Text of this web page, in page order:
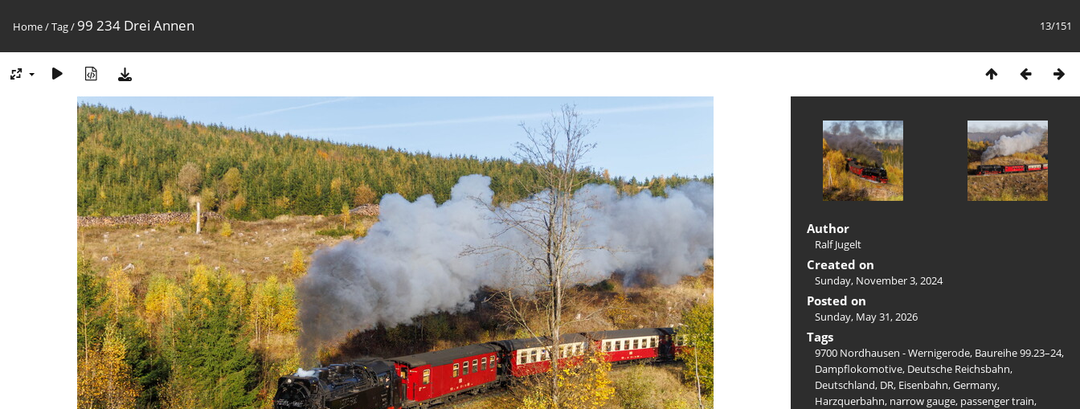
13/151
Home/Tag/ 99 234 Drei Annen
Author
Ralf Jugelt
Created on
Sunday, November 3, 2024
Posted on
Sunday, May 31, 2026
Tags
9700 Nordhausen - Wernigerode, Baureihe 99.23–24,
Dampflokomotive, Deutsche Reichsbahn,
Deutschland, DR, Eisenbahn,Germany,
Harzquerbahn, narrow gauge, passenger train,